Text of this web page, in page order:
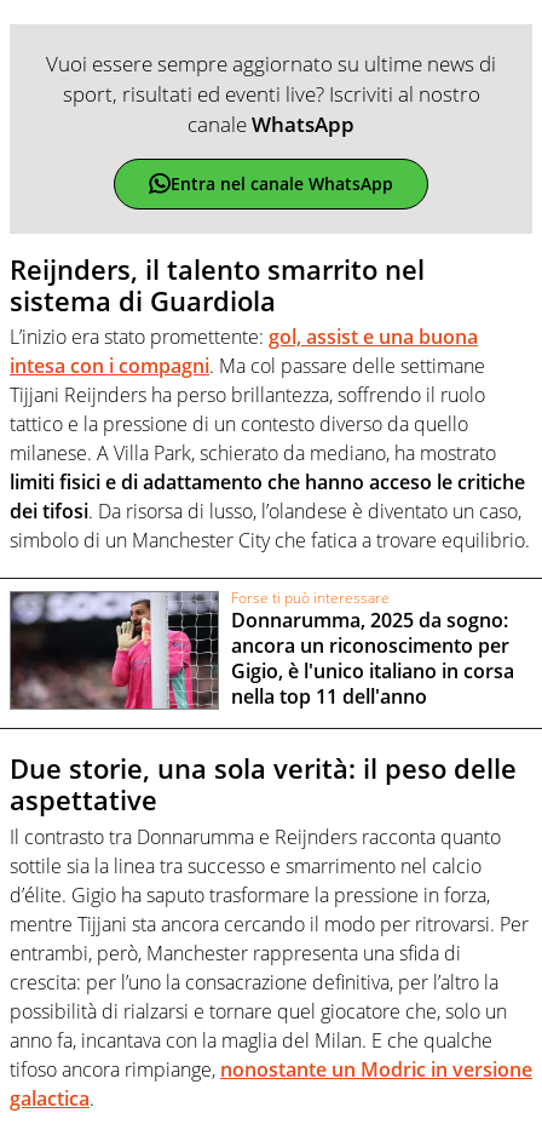
Vuoi essere sempre aggiornato su ultime news di
sport, risultati ed eventi live? Iscriviti al nostro
canaleWhatsApp
Entra nel canale WhatsApp
Reijnders, il talento smarrito nel
sistema di Guardiola
L’inizio era stato promettente: gol, assist e una buona
intesa con i compagni. Ma col passare delle settimane
Tijjani Reijnders ha perso brillantezza, soffrendo il ruolo
tattico e la pressione di un contesto diverso da quello
milanese. A Villa Park, schierato da mediano, ha mostrato
limiti fisici e di adattamento che hanno acceso le critiche
dei tifosi. Da risorsa di lusso, l’olandese è diventato un caso,
simbolo di un Manchester City che fatica a trovare equilibrio.
Forse ti può interessare
Donnarumma, 2025 da sogno:
ancora un riconoscimento per
Gigio, è l'unico italiano in corsa
nella top 11 dell'anno
Due storie, una sola verità: il peso delle
aspettative
Il contrasto tra Donnarumma e Reijnders racconta quanto
sottile sia la linea tra successo e smarrimento nel calcio
d’élite. Gigio ha saputo trasformare la pressione in forza,
mentre Tijjani sta ancora cercando il modo per ritrovarsi. Per
entrambi, però, Manchester rappresenta una sfida di
crescita: per l’uno la consacrazione definitiva, per l’altro la
possibilità di rialzarsi e tornare quel giocatore che, solo un
anno fa, incantava con la maglia del Milan. E che qualche
tifoso ancora rimpiange, nonostante un Modric in versione
galactica.